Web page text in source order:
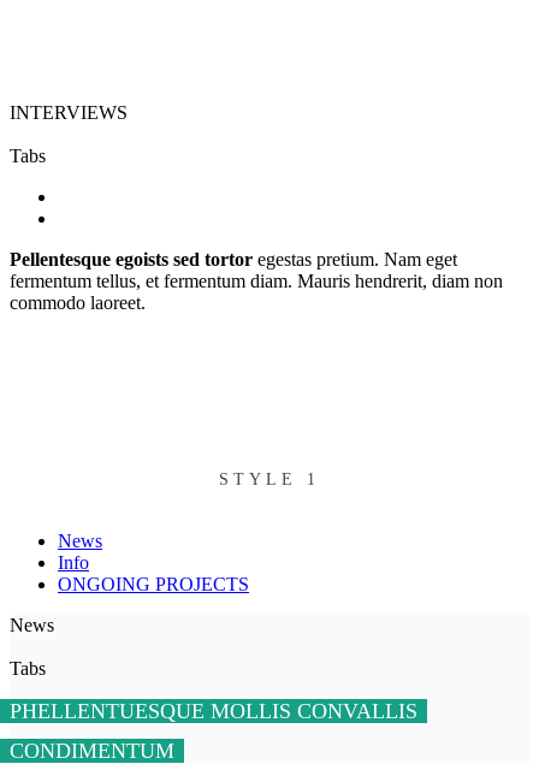
INTERVIEWS
Tabs
Pellentesque egoists sed tortor egestas pretium. Nam eget
fermentum tellus, et fermentum diam. Mauris hendrerit, diam non
commodo laoreet.
STYLE 1
News
Info
ONGOING PROJECTS
News
Tabs
PHELLENTUESQUE MOLLIS CONVALLIS
CONDIMENTUM